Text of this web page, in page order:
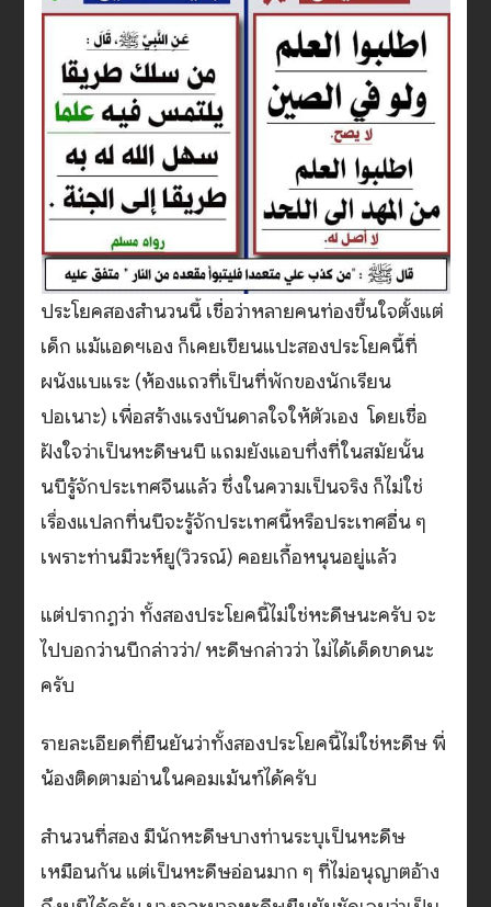
ประโยคสองสำนวนนี้ เชื่อว่าหลายคนท่องขึ้นใจตั้งแต่
เด็ก แม้แอดฯเอง ก็เคยเขียนแปะสองประโยคนี้ที่
ผนังแบแระ (ห้องแถวที่เป็นที่พักของนักเรียน
ปอเนาะ) เพื่อสร้างแรงบันดาลใจให้ตัวเอง โดยเชื่อ
ฝังใจว่าเป็นหะดีษนบี แถมยังแอบทึ่งที่ในสมัยนั้น
นบีรู้จักประเทศจีนแล้ว ซึ่งในความเป็นจริง ก็ไม่ใช่
เรื่องแปลกที่นบีจะรู้จักประเทศนี้หรือประเทศอื่น ๆ
เพราะท่านมีวะห์ยู(วิวรณ์) คอยเกื้อหนุนอยู่แล้ว
แต่ปรากฏว่า ทั้งสองประโยคนี้ไม่ใช่หะดีษนะครับ จะ
ไปบอกว่านบีกล่าวว่า/ หะดีษกล่าวว่า ไม่ได้เด็ดขาดนะ
ครับ
รายละเอียดที่ยืนยันว่าทั้งสองประโยคนี้ไม่ใช่หะดีษ พี่
น้องติดตามอ่านในคอมเม้นท์ได้ครับ
สำนวนที่สอง มีนักหะดีษบางท่านระบุเป็นหะดีษ
เหมือนกัน แต่เป็นหะดีษอ่อนมาก ๆ ที่ไม่อนุญาตอ้าง